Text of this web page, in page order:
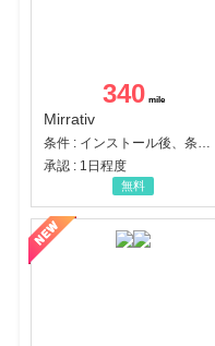
340
Mirrativ
条件 : インストール後、条件達成
承認 : 1日程度
無料